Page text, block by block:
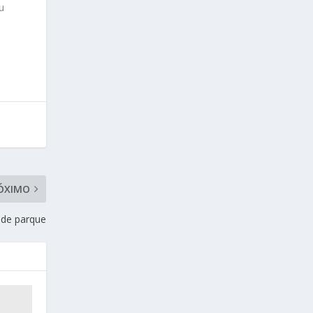
parque